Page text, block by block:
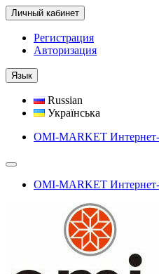
Личный кабинет
Регистрация
Авторизация
Язык
Russian
Українська
OMI-MARKET
OMI-MARKET